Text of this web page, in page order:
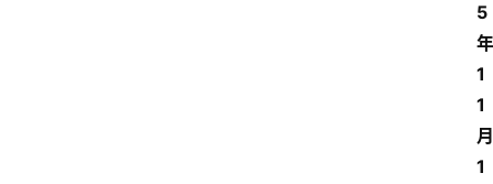
5
年
1
1
月
1